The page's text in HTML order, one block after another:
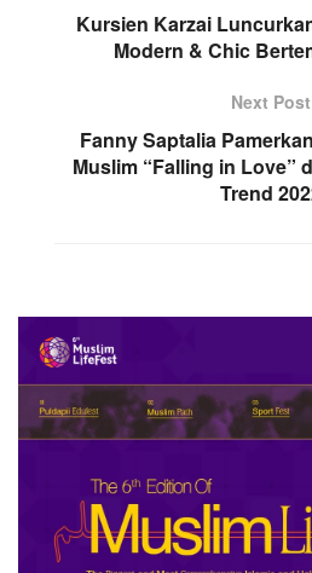
Kursien Karzai
Modern & Chic
Next Post
Fanny Saptalia
Muslim “Falling in Love”
Trend